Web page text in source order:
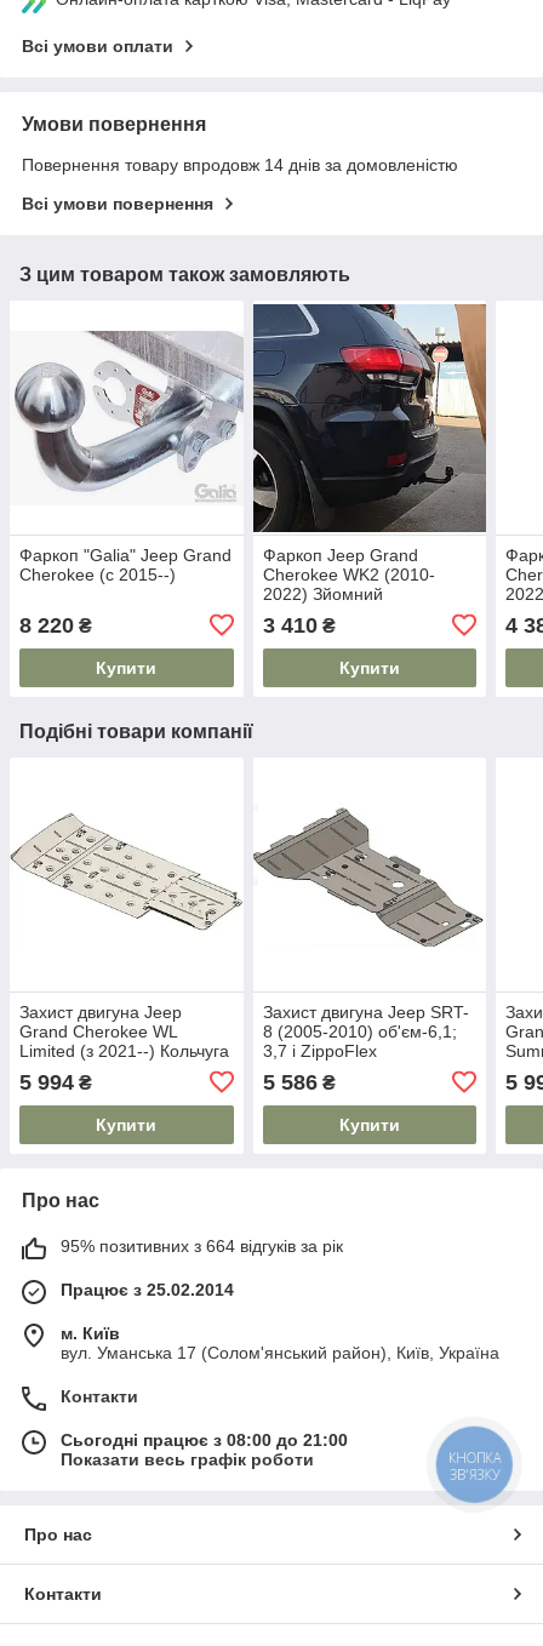
Всі умови оплати
Умови повернення
Повернення товару впродовж 14 днів за домовленістю
Всі умови повернення
З цим товаром також замовляють
Фаркоп "Galia" Jeep Grand
Cherokee (c 2015--)
8 220 ₴
Купити
Фаркоп Jeep Grand
Cherokee WK2 (2010-
2022) Зйомний
3 410₴
Купити
4
Подібні товари компанії
Захист двигуна Jeep
Grand Cherokee WL
Limited (з 2021--) Кольчуга
5 994 ₴
Купити
Захист двигуна Jeep SRT-
8 (2005-2010) об'єм-6,1;
3,7 i ZippoFlex
5 586₴
Купити
5
Про нас
95% позитивних з 664 відгуків за рік
Працює з 25.02.2014
м. Київ
вул. Уманська 17 (Солом'янський район), Київ, Україна
Контакти
Сьогодні працює з 08:00 до 21:00
Показати весь графік роботи
Про нас
Контакти
КНОПКА
ЗВ'ЯЗКУ